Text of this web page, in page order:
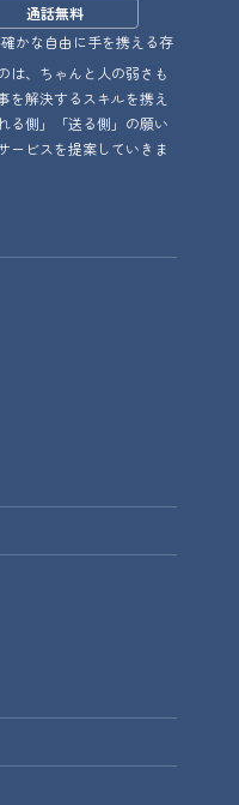
通話無料
かな自由に手を携える存
は、ちゃんと人の弱さも
を解決するスキルを携え
る側」「送る側」の願い
ービスを提案していきま